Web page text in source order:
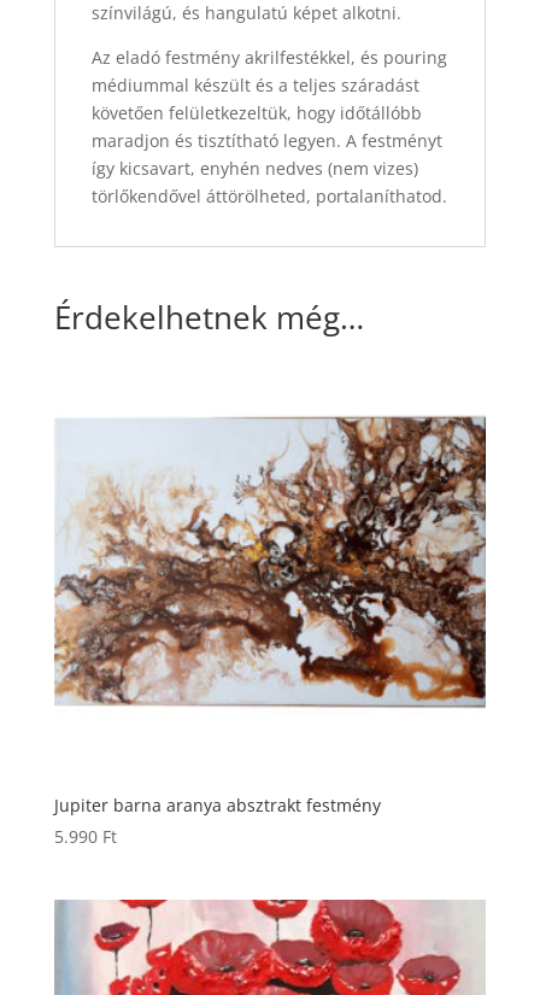
színvilágú, és hangulatú képet alkotni.
Az eladó festmény akrilfestékkel, és pouring
médiummal készült és a teljes száradást
követően felületkezeltük, hogy időtállóbb
maradjon és tisztítható legyen. A festményt
így kicsavart, enyhén nedves (nem vizes)
törlőkendővel áttörölheted, portalaníthatod.
Érdekelhetnek még…
Jupiter barna aranya absztrakt festmény
5.990 Ft